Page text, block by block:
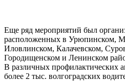
Еще ряд мероприятий был
расположенных в Урюпинском,
Иловлинском, Калачевском,
Городищенском и Ленинском
В различных профилактических
более 2 тыс. волгоградских